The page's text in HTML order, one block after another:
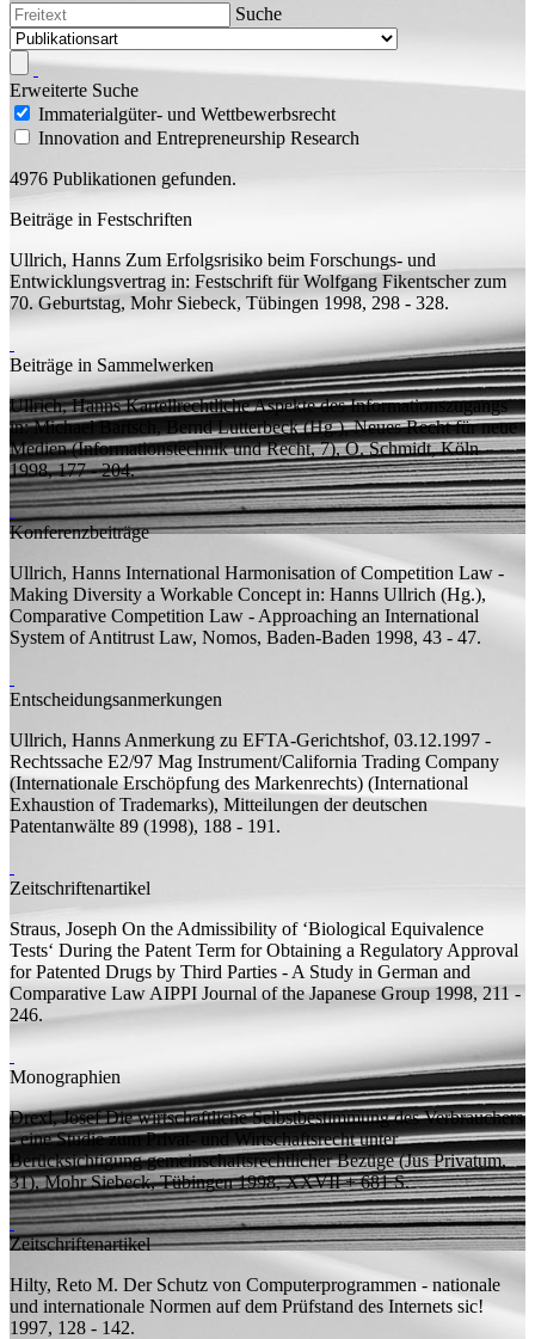
Suche
Erweiterte Suche
Immaterialgüter- und Wettbewerbsrecht
Innovation and Entrepreneurship Research
4976 Publikationen gefunden.
Beiträge in Festschriften
Ullrich, Hanns Zum Erfolgsrisiko beim Forschungs- und
Entwicklungsvertrag in: Festschrift für Wolfgang Fikentscher zum
70. Geburtstag, Mohr Siebeck, Tübingen 1998, 298 - 328.
Beiträge in Sammelwerken
Ullrich, Hanns Kartellrechtliche Aspekte des Informationszugangs
in: Michael Bartsch, Bernd Lutterbeck (Hg.), Neues Recht für neue
Medien (Informationstechnik und Recht, 7), O. Schmidt, Köln
1998, 177 - 204.
Konferenzbeiträge
Ullrich, Hanns International Harmonisation of Competition Law -
Making Diversity a Workable Concept in: Hanns Ullrich (Hg.),
Comparative Competition Law - Approaching an International
System of Antitrust Law, Nomos, Baden-Baden 1998, 43 - 47.
Entscheidungsanmerkungen
Ullrich, Hanns Anmerkung zu EFTA-Gerichtshof, 03.12.1997 -
Rechtssache E2/97 Mag Instrument/California Trading Company
(Internationale Erschöpfung des Markenrechts) (International
Exhaustion of Trademarks), Mitteilungen der deutschen
Patentanwälte 89 (1998), 188 - 191.
Zeitschriftenartikel
Straus, Joseph On the Admissibility of ‘Biological Equivalence
Tests‘ During the Patent Term for Obtaining a Regulatory Approval
for Patented Drugs by Third Parties - A Study in German and
Comparative Law AIPPI Journal of the Japanese Group 1998, 211 -
246.
Monographien
Drexl, Josef Die wirtschaftliche Selbstbestimmung des Verbrauchers
- eine Studie zum Privat- und Wirtschaftsrecht unter
Berücksichtigung gemeinschaftsrechtlicher Bezüge(Jus Privatum,
31), Mohr Siebeck, Tübingen 1998, XXVII + 681S.
Zeitschriftenartikel
Hilty, Reto M. Der Schutz von Computerprogrammen - nationale
und internationale Normen auf dem Prüfstand des Internets sic!
1997, 128 - 142.